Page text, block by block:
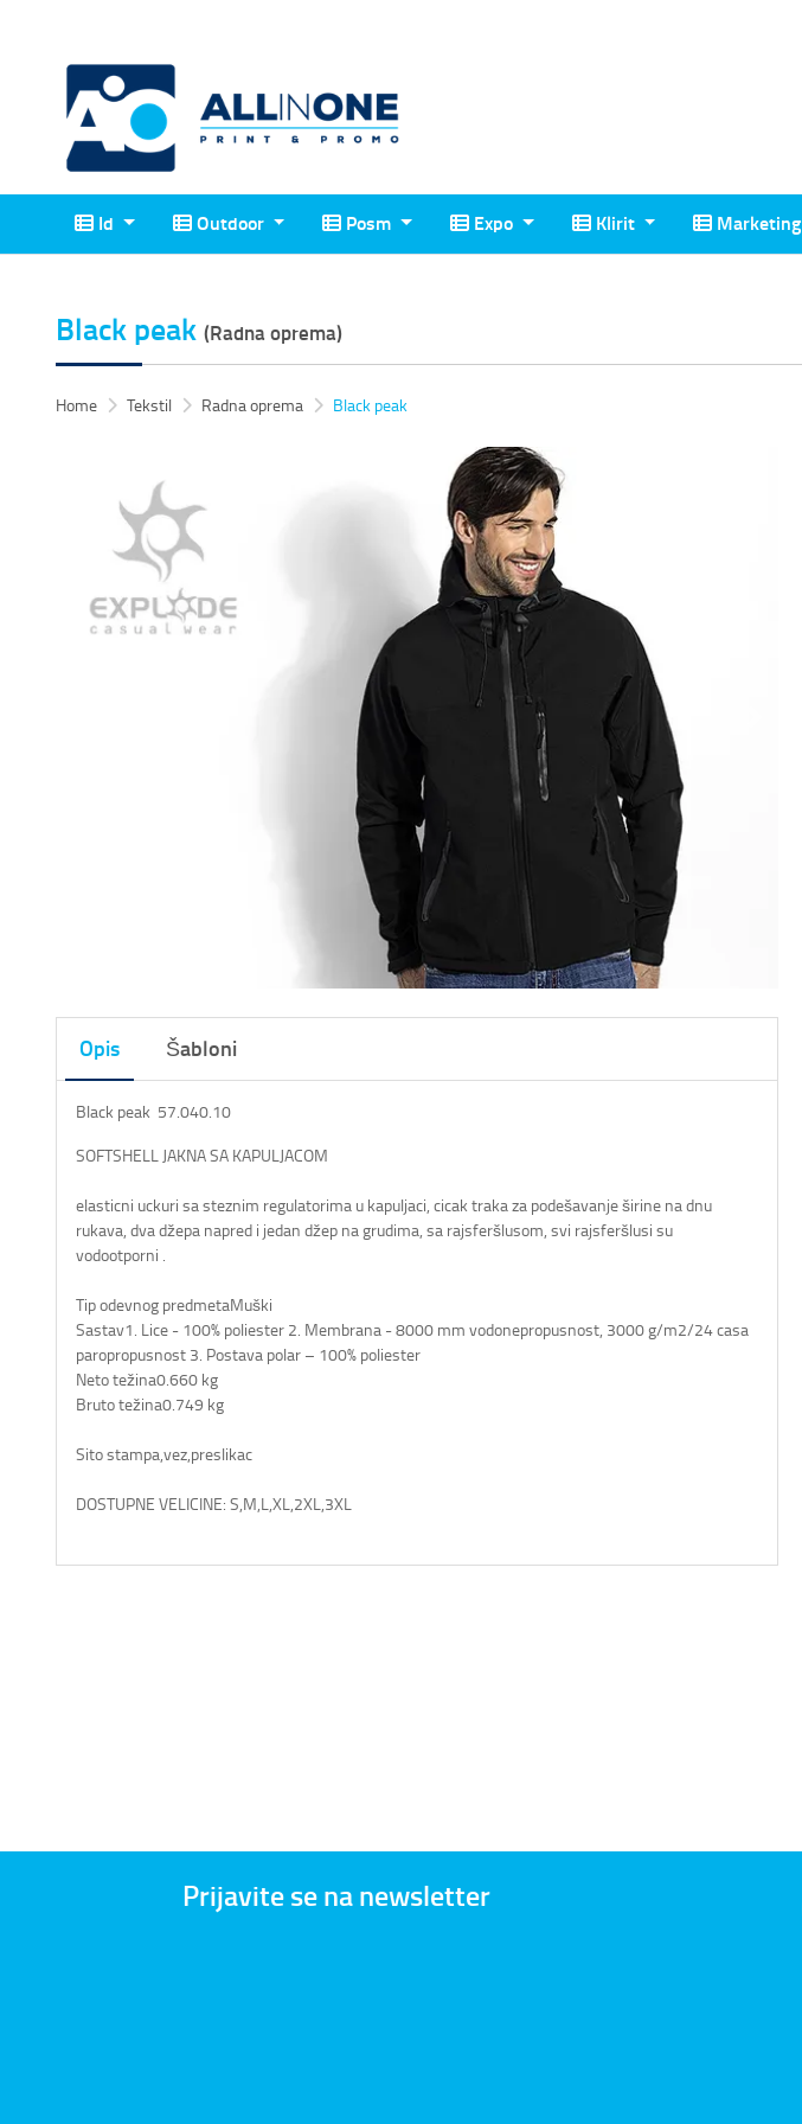
IdId Outdoor
Outdoor Posm
Posm Expo
Expo Klirit
Klirit Marketing
Marketing
Black peak (Radna oprema)
Home Tekstil Radna oprema Black peak
Opis Šabloni
Black peak 57.040.10
SOFTSHELL JAKNA SA KAPULJACOM
elasticni uckuri sa steznim regulatorima u kapuljaci, cicak traka za podešavanje širine na dnu
rukava, dva džepa napred i jedan džep na grudima, sa rajsferšlusom, svi rajsferšlusi su
vodootporni .
Tip odevnog predmetaMuški
Sastav1. Lice - 100% poliester 2. Membrana - 8000 mm vodonepropusnost, 3000 g/m2/24 casa
paropropusnost 3. Postava polar – 100% poliester
Neto težina0.660 kg
Bruto težina0.749 kg
Sito stampa,vez,preslikac
DOSTUPNE VELICINE: S,M,L,XL,2XL,3XL
Prijavite se na newsletter